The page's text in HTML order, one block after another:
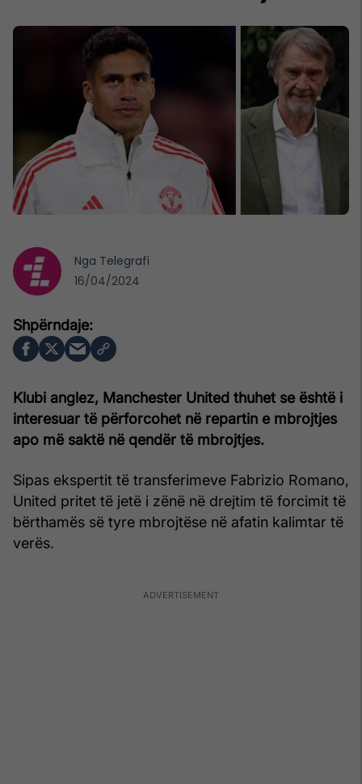
Klubi anglez, Manchester United thuhet se është i
interesuar të përforcohet në repartin e mbrojtjes
apo më saktë në qendër të mbrojtjes.
Sipas ekspertit të transferimeve Fabrizio Romano,
United pritet të jetë i zënë në drejtim të forcimit të
bërthamës së tyre mbrojtëse në afatin kalimtar të
verës.
Nga Telegrafi
16/04/2024